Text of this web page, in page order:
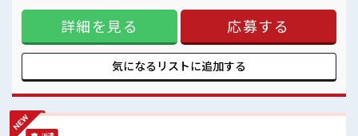
サポートもバッチリだから未経験からでも安心してスタートできま
すよ！
服があるので、 毎日の服装の悩み解消♪ ≪未経験OKの仕事
≫ 新しいことにチャレンジするのは不安だけど、 しっかり働
く環境が整っています！ イチからスキルUP・ステップUP目
指していきましょう！ ≪収入アップを目指せる≫ 高時給だら
けの派遣のお仕事です！ ■職場の雰囲気 キバツ過ぎなければ
髪色・髪型は自由！ あなたの個性を大事にできます♪ 程よく
てスタートできますよ！
詳細を見る 応募する
気になるリストに追加する